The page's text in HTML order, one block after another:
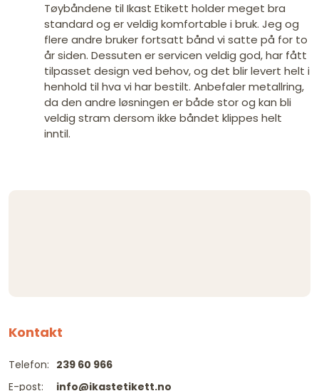
Tøybåndene til Ikast Etikett holder meget bra
standard og er veldig komfortable i bruk. Jeg og
flere andre bruker fortsatt bånd vi satte på for to
år siden. Dessuten er servicen veldig god, har fått
tilpasset design ved behov, og det blir levert helt i
henhold til hva vi har bestilt. Anbefaler metallring,
da den andre løsningen er både stor og kan bli
veldig stram dersom ikke båndet klippes helt
inntil.
Kontakt
Telefon:
E-post:
239 60 966
info@ikastetikett.no